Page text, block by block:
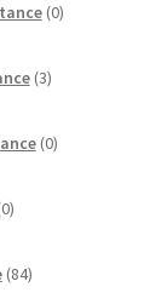
0izdelkov
3izdelki
0izdelkov
0izdelkov
84izdelkov